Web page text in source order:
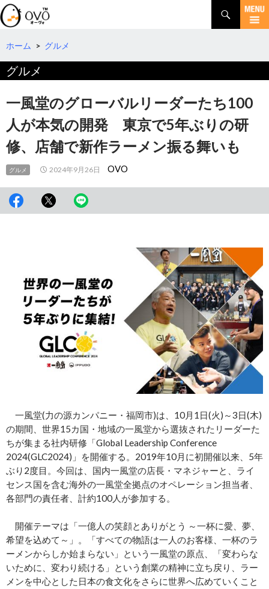
検
索
コ
テ
ツ
へ
ホーム > グルメ
グルメ
一風堂のグローバルリーダーたち100
人が本気の開発 東京で5年ぶりの研
修、店舗で新作ラーメン振る舞いも
グルメ 2024年9月26日 OVO
一風堂(力の源カンパニー・福岡市)は、10月1日(火)～3日(木)
の期間、世界15カ国・地域の一風堂から選抜されたリーダーた
ちが集まる社内研修「Global Leadership Conference
2024(GLC2024)」を開催する。2019年10月に初開催以来、5年
ぶり2度目。今回は、国内一風堂の店長・マネジャーと、ライ
センス国を含む海外の一風堂全拠点のオペレーション担当者、
各部門の責任者、計約100人が参加する。
開催テーマは「一億人の笑顔とありがとう ～一杯に愛、夢、
希望を込めて～」。「すべての物語は一人のお客様、一杯のラ
ーメンからしか始まらない」という一風堂の原点、「変わらな
いために、変わり続ける」という創業の精神に立ち戻り、ラー
メンを中心とした日本の食文化をさらに世界へ広めていくこと